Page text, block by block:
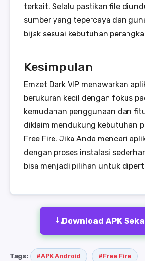
terkait. Selalu pastikan file
sumber yang tepercaya dan
bijak sesuai kebutuhan
Kesimpulan
Emzet Dark VIP menawarkan
berukuran kecil dengan fokus
kemudahan penggunaan dan
diklaim mendukung kebutuhan
Free Fire. Jika Anda mencari
dengan proses instalasi
bisa menjadi pilihan untuk
Download APK
Tags: #APK Android #Free Fire